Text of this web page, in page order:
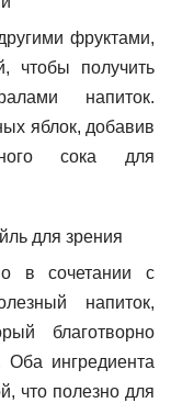
фруктами,
чтобы получить
напиток.
яблок, добавив
сока для
для зрения
в сочетании с
напиток,
благотворно
Оба ингредиента
что полезно для